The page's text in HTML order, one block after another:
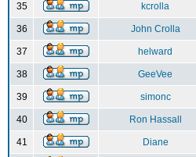
35 kcrolla
36 John Crolla
37 helward
38 GeeVee
39 simonc
40 Ron Hassall
41 Diane